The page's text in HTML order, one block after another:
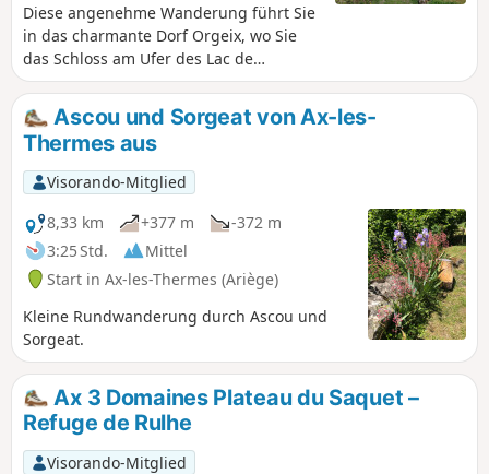
Diese angenehme Wanderung führt Sie
in das charmante Dorf Orgeix, wo Sie
das Schloss am Ufer des Lac de
Campauleil entdecken können.
Ascou und Sorgeat von Ax-les-
Thermes aus
Visorando-Mitglied
8,33 km
+377 m
-372 m
3:25 Std.
Mittel
Start in Ax-les-Thermes (Ariège)
Kleine Rundwanderung durch Ascou und
Sorgeat.
Ax 3 Domaines Plateau du Saquet –
Refuge de Rulhe
Visorando-Mitglied